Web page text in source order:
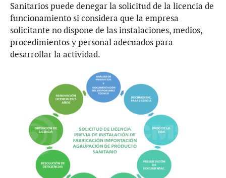
Sanitarios puede denegar la solicitud de la licencia de
funcionamiento si considera que la empresa
solicitante no dispone de las instalaciones, medios,
procedimientos y personal adecuados para
desarrollar la actividad.